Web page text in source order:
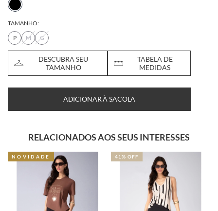
TAMANHO:
P
M G
DESCUBRA SEU
TAMANHO
TABELA DE
MEDIDAS
ADICIONAR À SACOLA
RELACIONADOS AOS SEUS INTERESSES
NOVIDADE 41% OFF